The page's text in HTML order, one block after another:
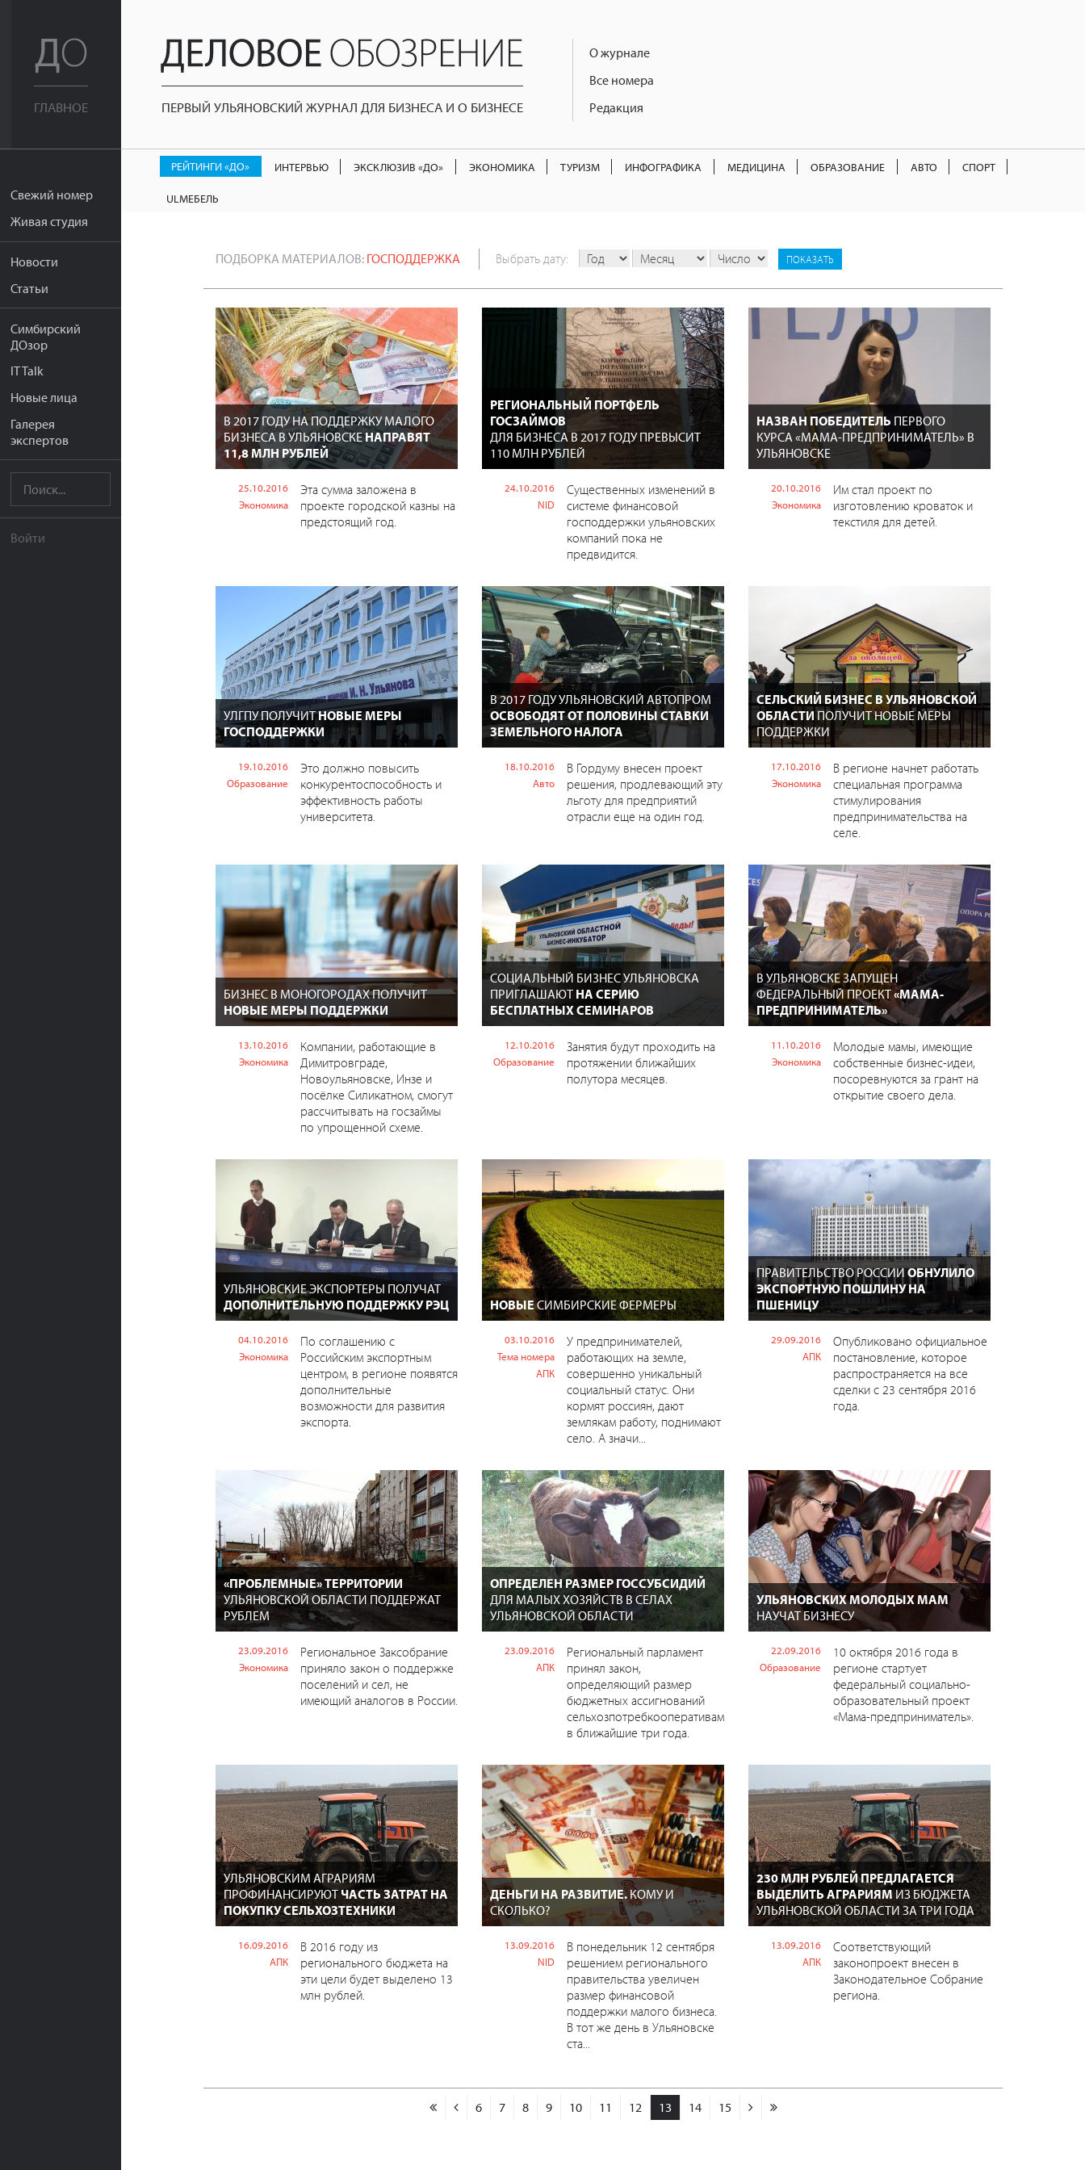
ГЛАВНОЕ
Свежий номер
Живая студия
Новости
Статьи
Симбирский
ДОзор
IT Talk
Новые лица
Галерея
экспертов
Войти
ПЕРВЫЙ УЛЬЯНОВСКИЙ ЖУРНАЛ ДЛЯ БИЗНЕСА И О БИЗНЕСЕ
О журнале
Все номера
Редакция
РЕЙТИНГИ «ДО» ИНТЕРВЬЮ ЭКСКЛЮЗИВ «ДО» ЭКОНОМИКА ТУРИЗМ ИНФОГРАФИКА МЕДИЦИНА ОБРАЗОВАНИЕ АВТО СПОРТ
ULМЕБЕЛЬ
ПОДБОРКА МАТЕРИАЛОВ: ГОСПОДДЕРЖКА Выбрать дату:
В 2017 ГОДУ НА ПОДДЕРЖКУ МАЛОГО
БИЗНЕСА В УЛЬЯНОВСКЕНАПРАВЯТ
11,8 МЛН РУБЛЕЙ
25.10.2016
Экономика
Эта сумма заложена в
проекте городской казны на
предстоящий год.
РЕГИОНАЛЬНЫЙ ПОРТФЕЛЬ
ГОСЗАЙМОВ
ДЛЯ БИЗНЕСА В 2017 ГОДУ ПРЕВЫСИТ
110 МЛН РУБЛЕЙ
24.10.2016
NID
Существенных изменений в
системе финансовой
господдержки ульяновских
компаний пока не
предвидится.
НАЗВАН ПОБЕДИТЕЛЬ ПЕРВОГО
КУРСА «МАМА-ПРЕДПРИНИМАТЕЛЬ» В
УЛЬЯНОВСКЕ
20.10.2016
Экономика
Им стал проект по
изготовлению кроваток и
текстиля для детей.
УЛГПУ ПОЛУЧИТНОВЫЕ МЕРЫ
ГОСПОДДЕРЖКИ
19.10.2016
Образование
Это должно повысить
конкурентоспособность и
эффективность работы
университета.
В 2017 ГОДУ УЛЬЯНОВСКИЙ АВТОПРОМ
ОСВОБОДЯТ ОТ ПОЛОВИНЫ СТАВКИ
ЗЕМЕЛЬНОГО НАЛОГА
18.10.2016
Авто
В Гордуму внесен проект
решения, продлевающий эту
льготу для предприятий
отрасли еще на один год.
СЕЛЬСКИЙ БИЗНЕС В УЛЬЯНОВСКОЙ
ОБЛАСТИПОЛУЧИТ НОВЫЕ МЕРЫ
ПОДДЕРЖКИ
17.10.2016
Экономика
В регионе начнет работать
специальная программа
стимулирования
предпринимательства на
селе.
БИЗНЕС В МОНОГОРОДАХ ПОЛУЧИТ
НОВЫЕ МЕРЫ ПОДДЕРЖКИ
13.10.2016
Экономика
Компании, работающие в
Димитровграде,
Новоульяновске, Инзе и
посёлке Силикатном, смогут
рассчитывать на госзаймы
по упрощенной схеме.
СОЦИАЛЬНЫЙ БИЗНЕС УЛЬЯНОВСКА
ПРИГЛАШАЮТ НА СЕРИЮ
БЕСПЛАТНЫХ СЕМИНАРОВ
12.10.2016
Образование
Занятия будут проходить на
протяжении ближайших
полутора месяцев.
В УЛЬЯНОВСКЕ ЗАПУЩЕН
ФЕДЕРАЛЬНЫЙ ПРОЕКТ«МАМА-
ПРЕДПРИНИМАТЕЛЬ»
11.10.2016
Экономика
Молодые мамы, имеющие
собственные бизнес-идеи,
посоревнуются за грант на
открытие своего дела.
УЛЬЯНОВСКИЕ ЭКСПОРТЕРЫ ПОЛУЧАТ
ДОПОЛНИТЕЛЬНУЮ ПОДДЕРЖКУ РЭЦ
04.10.2016
Экономика
По соглашению с
Российским экспортным
центром, в регионе появятся
дополнительные
возможности для развития
экспорта.
НОВЫЕСИМБИРСКИЕ ФЕРМЕРЫ
03.10.2016
Тема номера
АПК
У предпринимателей,
работающих на земле,
совершенно уникальный
социальный статус. Они
кормят россиян, дают
землякам работу, поднимают
село. А значи...
ПРАВИТЕЛЬСТВО РОССИИОБНУЛИЛО
ЭКСПОРТНУЮ ПОШЛИНУ НА
ПШЕНИЦУ
29.09.2016
АПК
Опубликовано официальное
постановление, которое
распространяется на все
сделки с 23 сентября 2016
года.
«ПРОБЛЕМНЫЕ» ТЕРРИТОРИИ
УЛЬЯНОВСКОЙ ОБЛАСТИ ПОДДЕРЖАТ
РУБЛЕМ
23.09.2016
Экономика
Региональное Заксобрание
приняло закон о поддержке
поселений и сел, не
имеющий аналогов в России.
ОПРЕДЕЛЕН РАЗМЕР ГОССУБСИДИЙ
ДЛЯ МАЛЫХ ХОЗЯЙСТВ В СЕЛАХ
УЛЬЯНОВСКОЙ ОБЛАСТИ
23.09.2016
АПК
Региональный парламент
принял закон,
определяющий размер
бюджетных ассигнований
сельхозпотребкооперативам
в ближайшие три года.
УЛЬЯНОВСКИХ МОЛОДЫХ МАМ
НАУЧАТ БИЗНЕСУ
22.09.2016
Образование
10 октября 2016 года в
регионе стартует
федеральный социально-
образовательный проект
«Мама-предприниматель».
УЛЬЯНОВСКИМ АГРАРИЯМ
ПРОФИНАНСИРУЮТЧАСТЬ ЗАТРАТ НА
ПОКУПКУ СЕЛЬХОЗТЕХНИКИ
16.09.2016
АПК
В 2016 году из
регионального бюджета на
эти цели будет выделено 13
млн рублей.
ДЕНЬГИ НА РАЗВИТИЕ.КОМУ И
СКОЛЬКО?
13.09.2016
NID
В понедельник 12 сентября
решением регионального
правительства увеличен
размер финансовой
поддержки малого бизнеса.
В тот же день в Ульяновске
ста...
230 МЛН РУБЛЕЙ ПРЕДЛАГАЕТСЯ
ВЫДЕЛИТЬ АГРАРИЯМИЗ БЮДЖЕТА
УЛЬЯНОВСКОЙ ОБЛАСТИ ЗА ТРИ ГОДА
13.09.2016
АПК
Соответствующий
законопроект внесен в
Законодательное Собрание
региона.
6 7 8 9 10 11 12 13 14 15